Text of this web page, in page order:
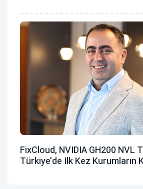
FixCloud, NVIDIA GH200 NVL
Türkiye’de Ilk Kez Kurumların